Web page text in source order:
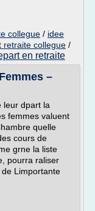
collegue / idee
retraite collegue /
en retraite
–
leur dpart la
femmes valuent
quelle
cours de
grne la liste
pourra raliser
Limportante